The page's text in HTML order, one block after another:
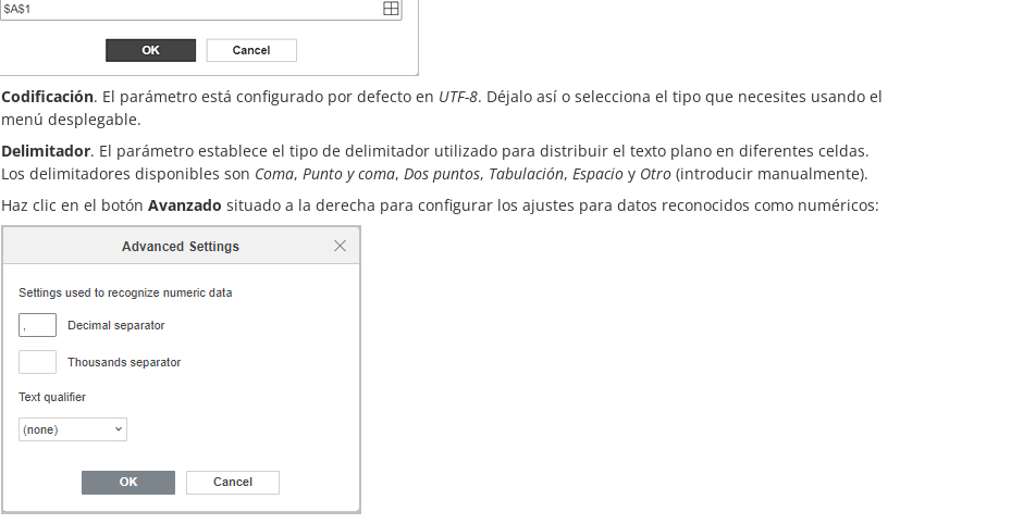
Codificación. El parámetro está configurado por defecto en UTF-8. Déjalo así o selecciona el tipo que necesites usando el
menú desplegable.
Delimitador. El parámetro establece el tipo de delimitador utilizado para distribuir el texto plano en diferentes celdas.
Los delimitadores disponibles son Coma, Punto y coma, Dos puntos, Tabulación, Espacio y Otro (introducir manualmente).
Haz clic en el botón Avanzado situado a la derecha para configurar los ajustes para datos reconocidos como numéricos: